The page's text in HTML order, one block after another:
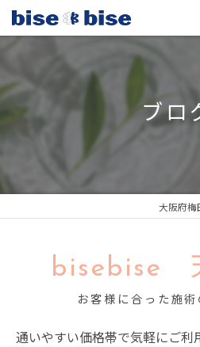
ブロ
大阪府梅
bisebise
お客様に合った施
通いやすい価格帯で気軽にご